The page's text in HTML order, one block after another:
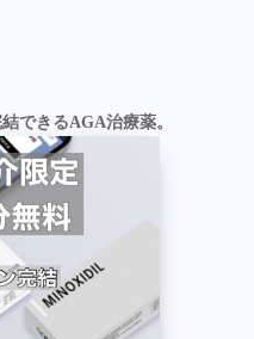
できるAGA治療薬。